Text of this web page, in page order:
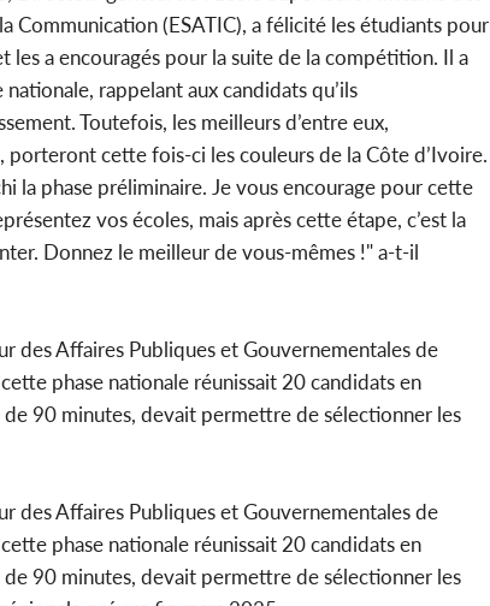
Communication (ESATIC), a félicité les étudiants pour
les a encouragés pour la suite de la compétition. Il a
rappelant aux candidats qu’ils
Toutefois, les meilleurs d’entre eux,
porteront cette fois-ci les couleurs de la Côte d’Ivoire.
la phase préliminaire. Je vous encourage pour cette
vos écoles, mais après cette étape, c’est la
Donnez le meilleur de vous-mêmes !" a-t-il
des Affaires Publiques et Gouvernementales de
phase nationale réunissait 20 candidats en
de 90 minutes, devait permettre de sélectionner les
des Affaires Publiques et Gouvernementales de
phase nationale réunissait 20 candidats en
de 90 minutes, devait permettre de sélectionner les